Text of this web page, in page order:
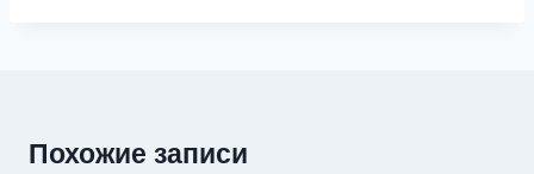
Похожие записи